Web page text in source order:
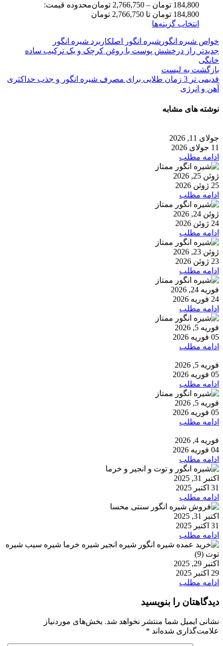
184,800 تومان –
2,766,750 تومانمحدوده قیمت:
184,800 تومان تا 2,766,750 تومان
انتخاب گزینه‌ها
خواص شیره انگور شیره انگور اصلکاربرد شیره انگور
جدیدتر راز درخشش پوست با روغن کرچک و یک ترکیب ساده
خانگی
بازگشت به لیست
قدیمی تر
3 زمان طلایی برای مصرف شیره انگور و جذب حداکثری
آهن و انرژی
نوشته های مشابه
جولای 11, 2026
11 جولای 2026
ادامه مطلب
ژوئن 25, 2026
25 ژوئن 2026
ادامه مطلب
ژوئن 24, 2026
24 ژوئن 2026
ادامه مطلب
ژوئن 23, 2026
23 ژوئن 2026
ادامه مطلب
فوریه 24, 2026
24 فوریه 2026
ادامه مطلب
فوریه 5, 2026
05 فوریه 2026
ادامه مطلب
فوریه 5, 2026
05 فوریه 2026
ادامه مطلب
فوریه 5, 2026
05 فوریه 2026
ادامه مطلب
فوریه 4, 2026
04 فوریه 2026
ادامه مطلب
اکتبر 31, 2025
31 اکتبر 2025
ادامه مطلب
اکتبر 31, 2025
31 اکتبر 2025
ادامه مطلب
اکتبر 29, 2025
29 اکتبر 2025
ادامه مطلب
دیدگاهتان را بنویسید
نشانی ایمیل شما منتشر نخواهد شد. بخش‌های موردنیاز
علامت‌گذاری شده‌اند *